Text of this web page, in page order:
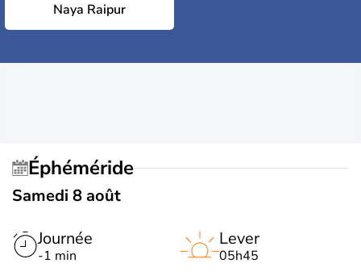
Naya Raipur
Éphéméride
Samedi 8 août
Journée
-1 min
Lever
05h45